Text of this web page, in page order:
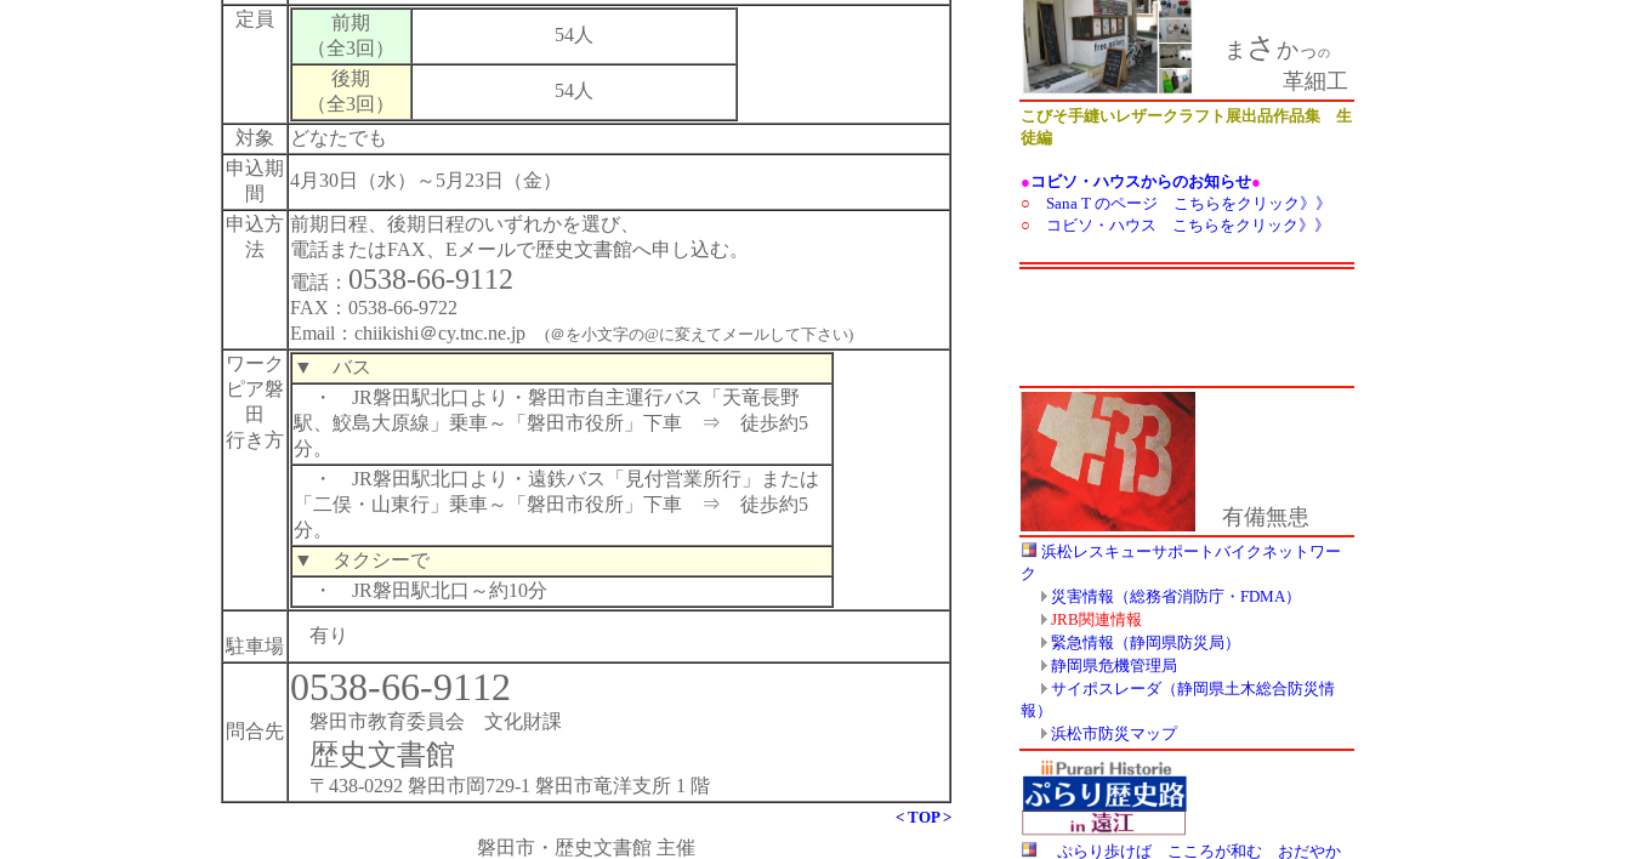
定員
前期
（全3回）
54人
後期
（全3回）
54人
対象
どなたでも
申込期
間
4月30日（水）～5月23日（金）
申込方
法
前期日程、後期日程のいずれかを選び、
電話またはFAX、Eメールで歴史文書館へ申し込む。
電話： 0538-66-9112
FAX：0538-66-9722
Email：chiikishi＠cy.tnc.ne.jp (＠を小文字の@に変えてメールして下さい)
ワーク
ピア磐
田
行き方
▼ バス
・ JR磐田駅北口より・磐田市自主運行バス「天竜長野
駅、鮫島大原線」乗車～「磐田市役所」下車 ⇒ 徒歩約5
分。
・ JR磐田駅北口より・遠鉄バス「見付営業所行」または
「二俣・山東行」乗車～「磐田市役所」下車 ⇒ 徒歩約5
分。
▼ タクシーで
・ JR磐田駅北口～約10分
駐車場
有り
問合先
0538-66-9112
磐田市教育委員会 文化財課
歴史文書館
〒438-0292 磐田市岡729-1 磐田市竜洋支所 1 階
< TOP>
磐田市・歴史文書館 主催